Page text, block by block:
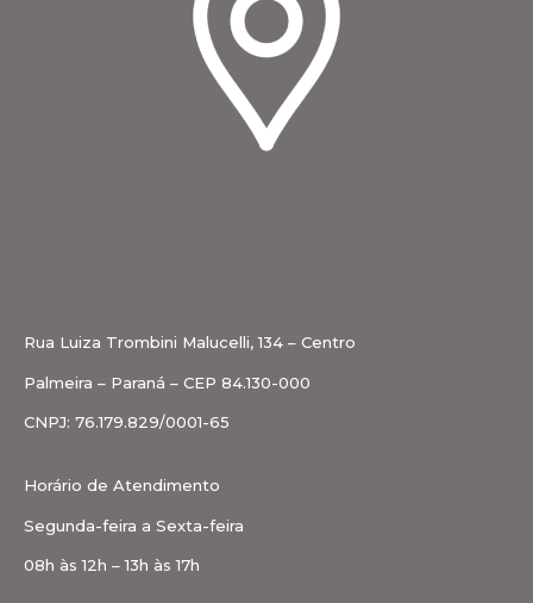
Rua Luiza Trombini Malucelli, 134 – Centro
Palmeira – Paraná – CEP 84.130-000
CNPJ: 76.179.829/0001-65
Horário de Atendimento
Segunda-feira a Sexta-feira
08h às 12h – 13h às 17h